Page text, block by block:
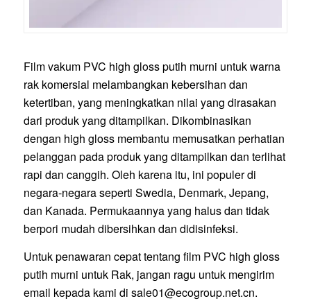
Film vakum PVC high gloss putih murni untuk warna
rak komersial melambangkan kebersihan dan
ketertiban, yang meningkatkan nilai yang dirasakan
dari produk yang ditampilkan. Dikombinasikan
dengan high gloss membantu memusatkan perhatian
pelanggan pada produk yang ditampilkan dan terlihat
rapi dan canggih. Oleh karena itu, ini populer di
negara-negara seperti Swedia, Denmark, Jepang,
dan Kanada. Permukaannya yang halus dan tidak
berpori mudah dibersihkan dan didisinfeksi.
Untuk penawaran cepat tentang film PVC high gloss
putih murni untuk Rak, jangan ragu untuk mengirim
email kepada kami di sale01@ecogroup.net.cn.